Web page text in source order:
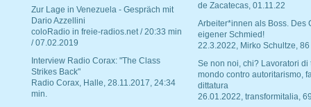
Zur Lage in Venezuela - Gespräch mit
Dario Azzellini
coloRadio in freie-radios.net / 20:33 min
/ 07.02.2019
Interview Radio Corax: "The Class
Strikes Back"
Radio Corax, Halle, 28.11.2017, 24:34
min.
de Zacatecas, 01.11.22
Arbeiter*innen als Boss. Des
eigener Schmied!
22.3.2022, Mirko Schultze, 86
Se non noi, chi? Lavoratori di
mondo contro autoritarismo,
dittatura
26.01.2022, transformitalia,